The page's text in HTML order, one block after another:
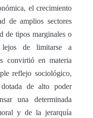
el crecimiento
de amplios sectores
de tipos marginales o
lejos de limitarse a
convirtió en materia
reflejo sociológico,
de alto poder
una determinada
y de la jerarquía